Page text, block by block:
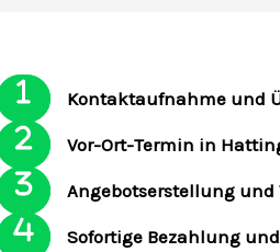
Kontaktaufnahme und
Vor-Ort-Termin in
Angebotserstellung und
Sofortige Bezahlung